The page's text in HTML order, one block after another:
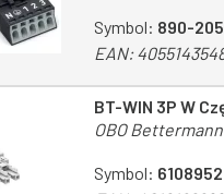
Symbol: 890-205
EAN:
BT-WIN 3P W
OBO
Symbol: 6108952